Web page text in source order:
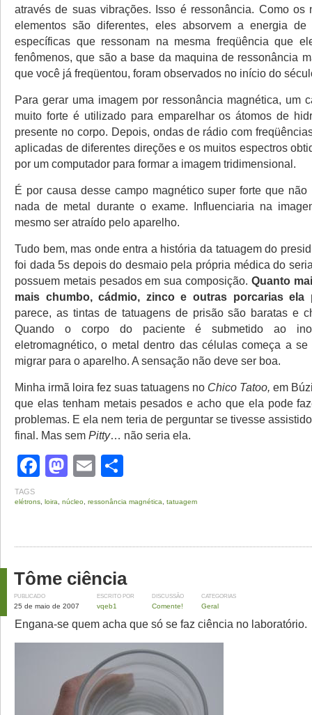
através de suas vibrações. Isso é ressonância. Como os
elementos são diferentes, eles absorvem a energia
específicas que ressonam na mesma freqüência que
fenômenos, que são a base da maquina de ressonância
que você já freqüentou, foram observados no início do
Para gerar uma imagem por ressonância magnética, um
muito forte é utilizado para emparelhar os átomos de
presente no corpo. Depois, ondas de rádio com
aplicadas de diferentes direções e os muitos espectros
por um computador para formar a imagem tridimensional.
É por causa desse campo magnético super forte que não
nada de metal durante o exame. Influenciaria na
mesmo ser atraído pelo aparelho.
Tudo bem, mas onde entra a história da tatuagem do
foi dada 5s depois do desmaio pela própria médica do
possuem metais pesados em sua composição. Quanto
mais chumbo, cádmio, zinco e outras porcarias
parece, as tintas de tatuagens de prisão são baratas e
Quando o corpo do paciente é submetido ao
eletromagnético, o metal dentro das células começa a se
migrar para o aparelho. A sensação não deve ser boa.
Minha irmã loira fez suas tatuagens no Chico Tatoo, em
que elas tenham metais pesados e acho que ela pode
problemas. E ela nem teria de perguntar se tivesse
final. Mas sem Pitty… não seria ela.
Facebook
Mastodon
Email
TAGS
elétrons loira núcleo ressonância magnética tatuagem
Tôme ciência
PUBLICADO
25 de maio de 2007
ESCRITO POR
vqeb1
DISCUSSÃO
Comente!
CATEGORIAS
Geral
Engana-se quem acha que só se faz ciência no laboratório.